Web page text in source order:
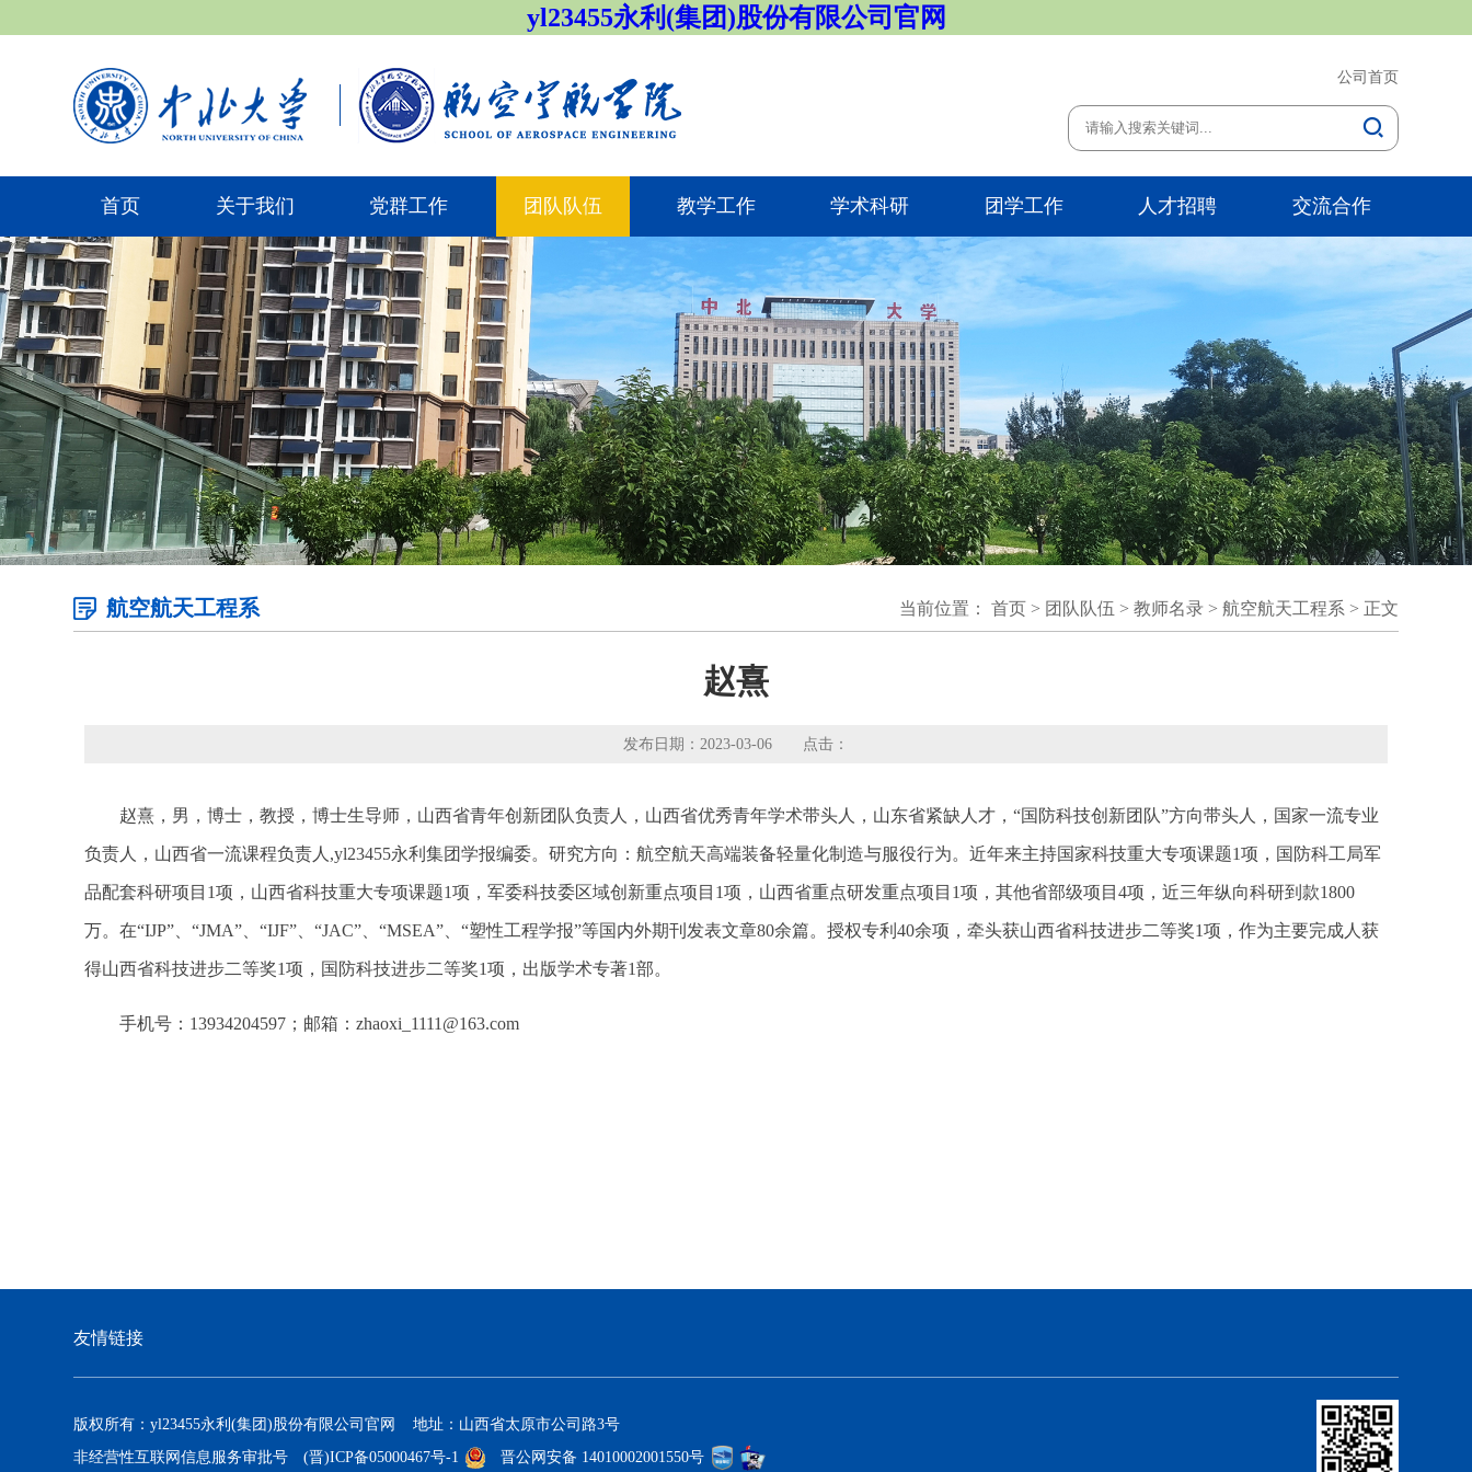
yl23455永利(集团)股份有限公司官网
公司首页
首页 关于我们 党群工作 团队队伍 教学工作 学术科研 团学工作 人才招聘 交流合作
航空航天工程系 当前位置： 首页> 团队队伍 > 教师名录> 航空航天工程系 > 正文
赵熹
发布日期：2023-03-06 点击：
赵熹，男，博士，教授，博士生导师，山西省青年创新团队负责人，山西省优秀青年学术带头人，山东省紧缺人才，“国防科技创新团队”方向带头人，国家一流专业
负责人，山西省一流课程负责人,yl23455永利集团学报编委。研究方向：航空航天高端装备轻量化制造与服役行为。近年来主持国家科技重大专项课题1项，国防科工局军
品配套科研项目1项，山西省科技重大专项课题1项，军委科技委区域创新重点项目1项，山西省重点研发重点项目1项，其他省部级项目4项，近三年纵向科研到款1800
万。在“IJP”、“JMA”、“IJF”、“JAC”、“MSEA”、“塑性工程学报”等国内外期刊发表文章80余篇。授权专利40余项，牵头获山西省科技进步二等奖1项，作为主要完成人获
得山西省科技进步二等奖1项，国防科技进步二等奖1项，出版学术专著1部。
手机号： 13934204597 ；邮箱：zhaoxi_1111@163.com
友情链接
版权所有：yl23455永利(集团)股份有限公司官网 地址：山西省太原市公司路3号
非经营性互联网信息服务审批号(晋)ICP备05000467号-1 晋公网安备 14010002001550号